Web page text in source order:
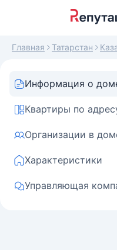
Главная Татарстан
Информация о
Квартиры по
Организации в
Характеристики
Управляющая